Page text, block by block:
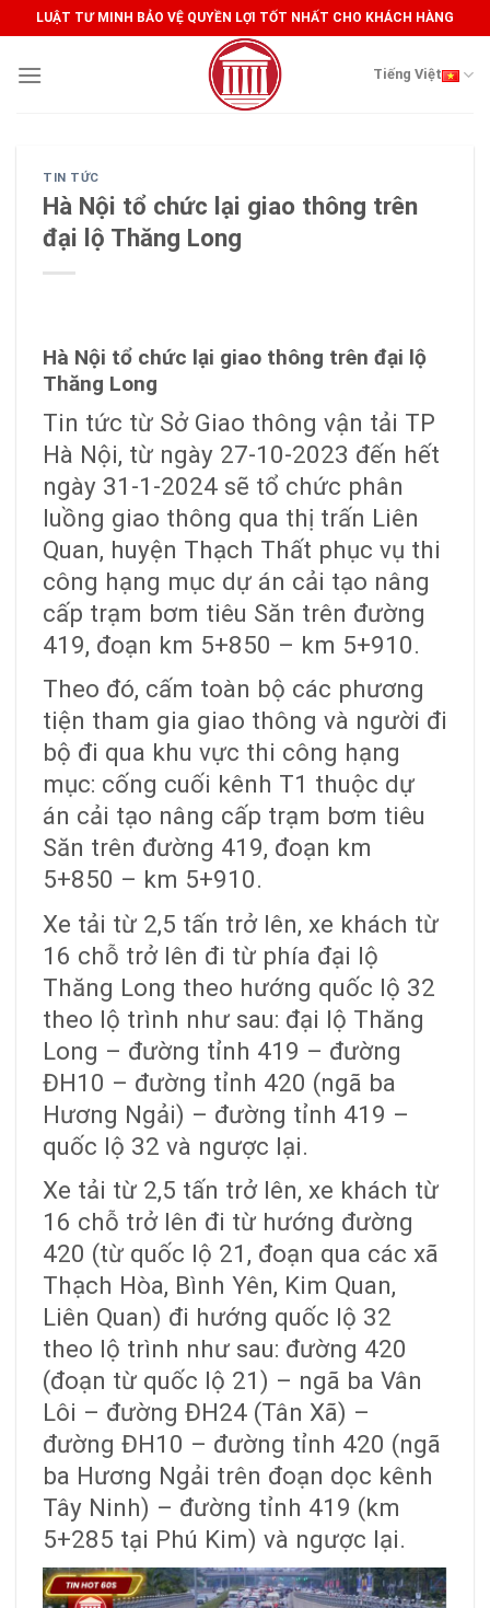
to
content
LUẬT TƯ MINH BẢO VỆ QUYỀN LỢI TỐT NHẤT CHO KHÁCH HÀNG
Tiếng Việt
TIN TỨC
Hà Nội tổ chức lại giao thông trên
đại lộ Thăng Long
Hà Nội tổ chức lại giao thông trên đại lộ
Thăng Long
Tin tức từ Sở Giao thông vận tải TP
Hà Nội, từ ngày 27-10-2023 đến hết
ngày 31-1-2024 sẽ tổ chức phân
luồng giao thông qua thị trấn Liên
Quan, huyện Thạch Thất phục vụ thi
công hạng mục dự án cải tạo nâng
cấp trạm bơm tiêu Săn trên đường
419, đoạn km 5+850 – km 5+910.
Theo đó, cấm toàn bộ các phương
tiện tham gia giao thông và người đi
bộ đi qua khu vực thi công hạng
mục: cống cuối kênh T1 thuộc dự
án cải tạo nâng cấp trạm bơm tiêu
Săn trên đường 419, đoạn km
5+850 – km 5+910.
Xe tải từ 2,5 tấn trở lên, xe khách từ
16 chỗ trở lên đi từ phía đại lộ
Thăng Long theo hướng quốc lộ 32
theo lộ trình như sau: đại lộ Thăng
Long – đường tỉnh 419 – đường
ĐH10 – đường tỉnh 420 (ngã ba
Hương Ngải) – đường tỉnh 419 –
quốc lộ 32 và ngược lại.
Xe tải từ 2,5 tấn trở lên, xe khách từ
16 chỗ trở lên đi từ hướng đường
420 (từ quốc lộ 21, đoạn qua các xã
Thạch Hòa, Bình Yên, Kim Quan,
Liên Quan) đi hướng quốc lộ 32
theo lộ trình như sau: đường 420
(đoạn từ quốc lộ 21) – ngã ba Vân
Lôi – đường ĐH24 (Tân Xã) –
đường ĐH10 – đường tỉnh 420 (ngã
ba Hương Ngải trên đoạn dọc kênh
Tây Ninh) – đường tỉnh 419 (km
5+285 tại Phú Kim) và ngược lại.